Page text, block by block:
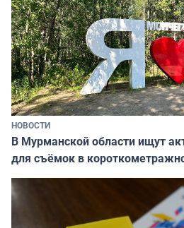
НОВОСТИ
В Мурманской области ищут
для съёмок в